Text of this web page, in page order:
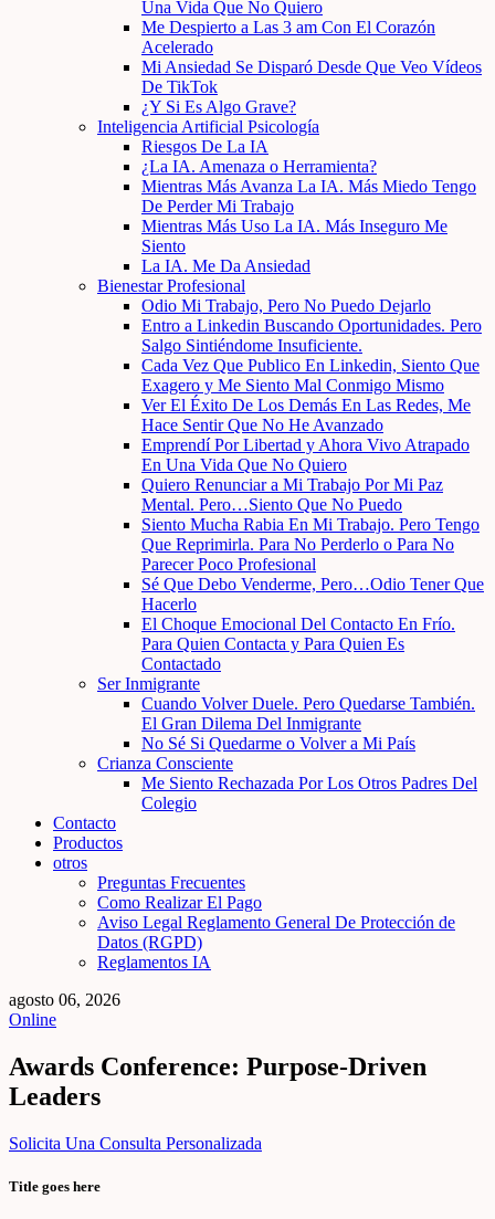
Una Vida Que No Quiero
Me Despierto a Las 3 am Con El Corazón
Acelerado
Mi Ansiedad Se Disparó Desde Que Veo Vídeos
De TikTok
¿Y Si Es Algo Grave?
Inteligencia Artificial Psicología
Riesgos De La IA
¿La IA. Amenaza o Herramienta?
Mientras Más Avanza La IA. Más Miedo Tengo
De Perder Mi Trabajo
Mientras Más Uso La IA. Más Inseguro Me
Siento
La IA. Me Da Ansiedad
Bienestar Profesional
Odio Mi Trabajo, Pero No Puedo Dejarlo
Entro a Linkedin Buscando Oportunidades. Pero
Salgo Sintiéndome Insuficiente.
Cada Vez Que Publico En Linkedin, Siento Que
Exagero y Me Siento Mal Conmigo Mismo
Ver El Éxito De Los Demás En Las Redes, Me
Hace Sentir Que No He Avanzado
Emprendí Por Libertad y Ahora Vivo Atrapado
En Una Vida Que No Quiero
Quiero Renunciar a Mi Trabajo Por Mi Paz
Mental. Pero…Siento Que No Puedo
Siento Mucha Rabia En Mi Trabajo. Pero Tengo
Que Reprimirla. Para No Perderlo o Para No
Parecer Poco Profesional
Sé Que Debo Venderme, Pero…Odio Tener Que
Hacerlo
El Choque Emocional Del Contacto En Frío.
Para Quien Contacta y Para Quien Es
Contactado
Ser Inmigrante
Cuando Volver Duele. Pero Quedarse También.
El Gran Dilema Del Inmigrante
No Sé Si Quedarme o Volver a Mi País
Crianza Consciente
Me Siento Rechazada Por Los Otros Padres Del
Colegio
Contacto
Productos
otros
Preguntas Frecuentes
Como Realizar El Pago
Aviso Legal Reglamento General De Protección de
Datos (RGPD)
Reglamentos IA
agosto 06, 2026
Online
Awards Conference: Purpose-Driven
Leaders
Solicita Una Consulta Personalizada
Title goes here